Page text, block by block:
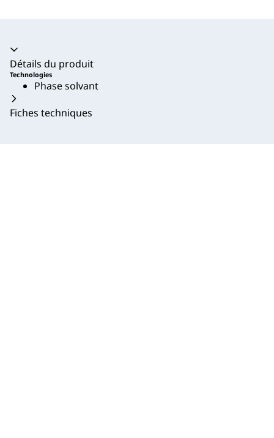
Accordéon fermé
Détails du produit
Technologies
Phase solvant
Fiches techniques